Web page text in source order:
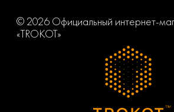
© 2026 Официальный интернет-
«TROKOT»